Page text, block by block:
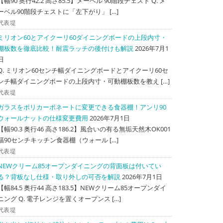
ベル90階段チェストに「左下がり」 […]
表堤
リオン60とアイクーリ60ダイニングボードの上段内寸・
板数を徹底比較！耐震ラッチの後付けも解説 2026年7月1
ミリオン60センチ幅ダイニングボードとアイクーリ60セ
チ幅ダイニングボードの上段内寸・可動棚板数を教え […]
表堤
ラスをポリカーボネートに変更できる食器棚！アンリ90
ォールナットの仕様変更費用 2026年7月1日
幅90.3 奥行46 高さ186.2】風合いの有る無垢天然木OK001
90センチキッチン食器棚（ウォール […]
表堤
クリーム85オープンダイニングの背面板は付いてい
？背板なし仕様・取り外しの可否を解説 2026年7月1日
幅84.5 奥行44 高さ183.5】NEWクリーム85オープンダイ
ング Q. 電子レンジを置くオープンス […]
表堤